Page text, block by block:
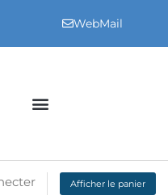
WebMail
Afficher le panier